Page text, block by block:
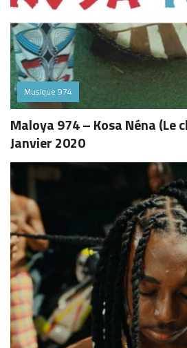
Musique 974
Maloya 974 – Kosa Néna (Le
Janvier 2020